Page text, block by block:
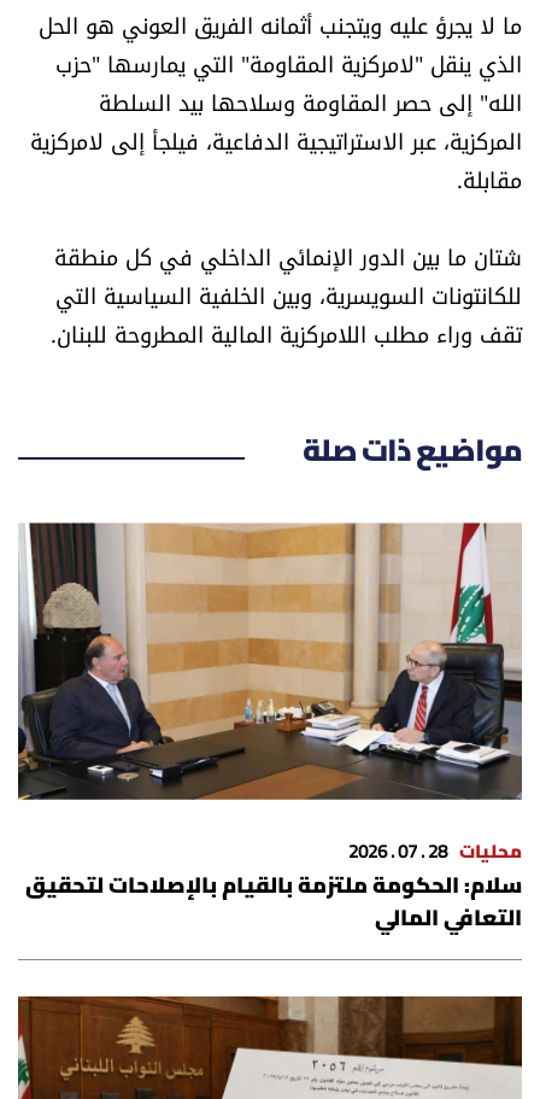
ما لا يجرؤ عليه ويتجنب أثمانه الفريق العوني هو الحل
الذي ينقل "لامركزية المقاومة" التي يمارسها "حزب
الله" إلى حصر المقاومة وسلاحها بيد السلطة
المركزية، عبر الاستراتيجية الدفاعية، فيلجأ إلى لامركزية
مقابلة.
شتان ما بين الدور الإنمائي الداخلي في كل منطقة
للكانتونات السويسرية، وبين الخلفية السياسية التي
تقف وراء مطلب اللامركزية المالية المطروحة للبنان.
مواضيع ذات صلة
محليات 28 . 07 . 2026
سلام: الحكومة ملتزمة بالقيام بالإصلاحات لتحقيق
التعافي المالي